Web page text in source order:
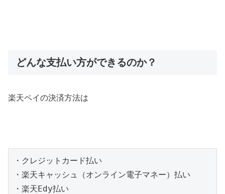
どんな支払い方ができるのか？
楽天ペイの決済方法は
・クレジットカード払い
・楽天キャッシュ（オンライン電子マネー）払い
・楽天Edy払い